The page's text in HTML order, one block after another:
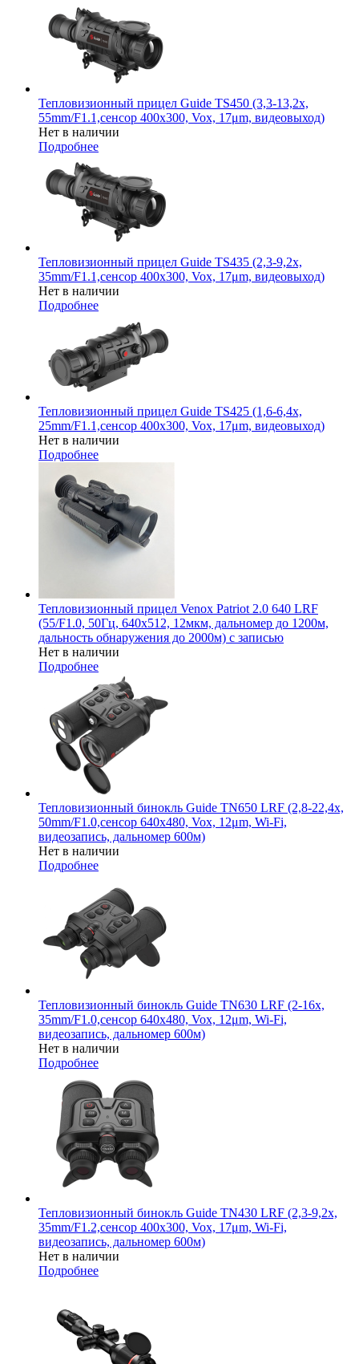
Тепловизионный прицел Guide TS450 (3,3-13,2x,
55mm/F1.1,сенсор 400х300, Vox, 17μm, видеовыход)
Нет в наличии
Подробнее
Тепловизионный прицел Guide TS435 (2,3-9,2x,
35mm/F1.1,сенсор 400х300, Vox, 17μm, видеовыход)
Нет в наличии
Подробнее
Тепловизионный прицел Guide TS425 (1,6-6,4x,
25mm/F1.1,сенсор 400х300, Vox, 17μm, видеовыход)
Нет в наличии
Подробнее
Тепловизионный прицел Venox Patriot 2.0 640 LRF
(55/F1.0, 50Гц, 640х512, 12мкм, дальномер до 1200м,
дальность обнаружения до 2000м) с записью
Нет в наличии
Подробнее
Тепловизионный бинокль Guide TN650 LRF (2,8-22,4x,
50mm/F1.0,сенсор 640х480, Vox, 12μm, Wi-Fi,
видеозапись, дальномер 600м)
Нет в наличии
Подробнее
Тепловизионный бинокль Guide TN630 LRF (2-16x,
35mm/F1.0,сенсор 640х480, Vox, 12μm, Wi-Fi,
видеозапись, дальномер 600м)
Нет в наличии
Подробнее
Тепловизионный бинокль Guide TN430 LRF (2,3-9,2x,
35mm/F1.2,сенсор 400х300, Vox, 17μm, Wi-Fi,
видеозапись, дальномер 600м)
Нет в наличии
Подробнее